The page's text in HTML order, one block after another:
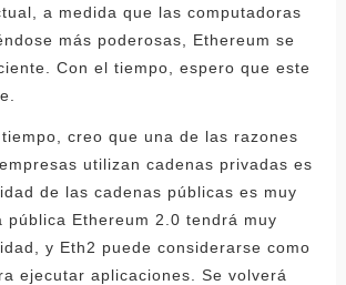
a medida que las computadoras
más poderosas, Ethereum se
Con el tiempo, espero que este
creo que una de las razones
utilizan cadenas privadas es
de las cadenas públicas es muy
pública Ethereum 2.0 tendrá muy
y Eth2 puede considerarse como
ejecutar aplicaciones. Se volverá